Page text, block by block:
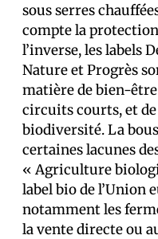
sous serres
compte la
l’inverse, les labels
Nature et Progrès
matière de bien-
circuits courts, et
biodiversité. La
certaines lacunes
« Agriculture
label bio de l’Union
notamment les
la vente directe ou